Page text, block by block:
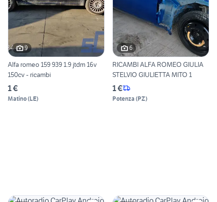
9
Alfa romeo 159 939 1.9 jtdm 16v
150cv - ricambi
1 €
Matino(LE)
6
RICAMBI ALFA ROMEO GIULIA
STELVIO GIULIETTA MITO 1
1 €
Potenza (PZ)